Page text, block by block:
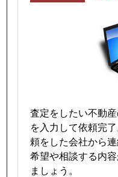
査定をしたい不動
を入力して依頼完
頼をした会社から連
希望や相談する内
ましょう。